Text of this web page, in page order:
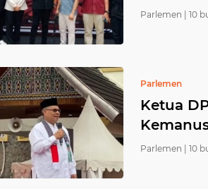
Parlemen | 10
Parlemen
Ketua
Parlemen | 10